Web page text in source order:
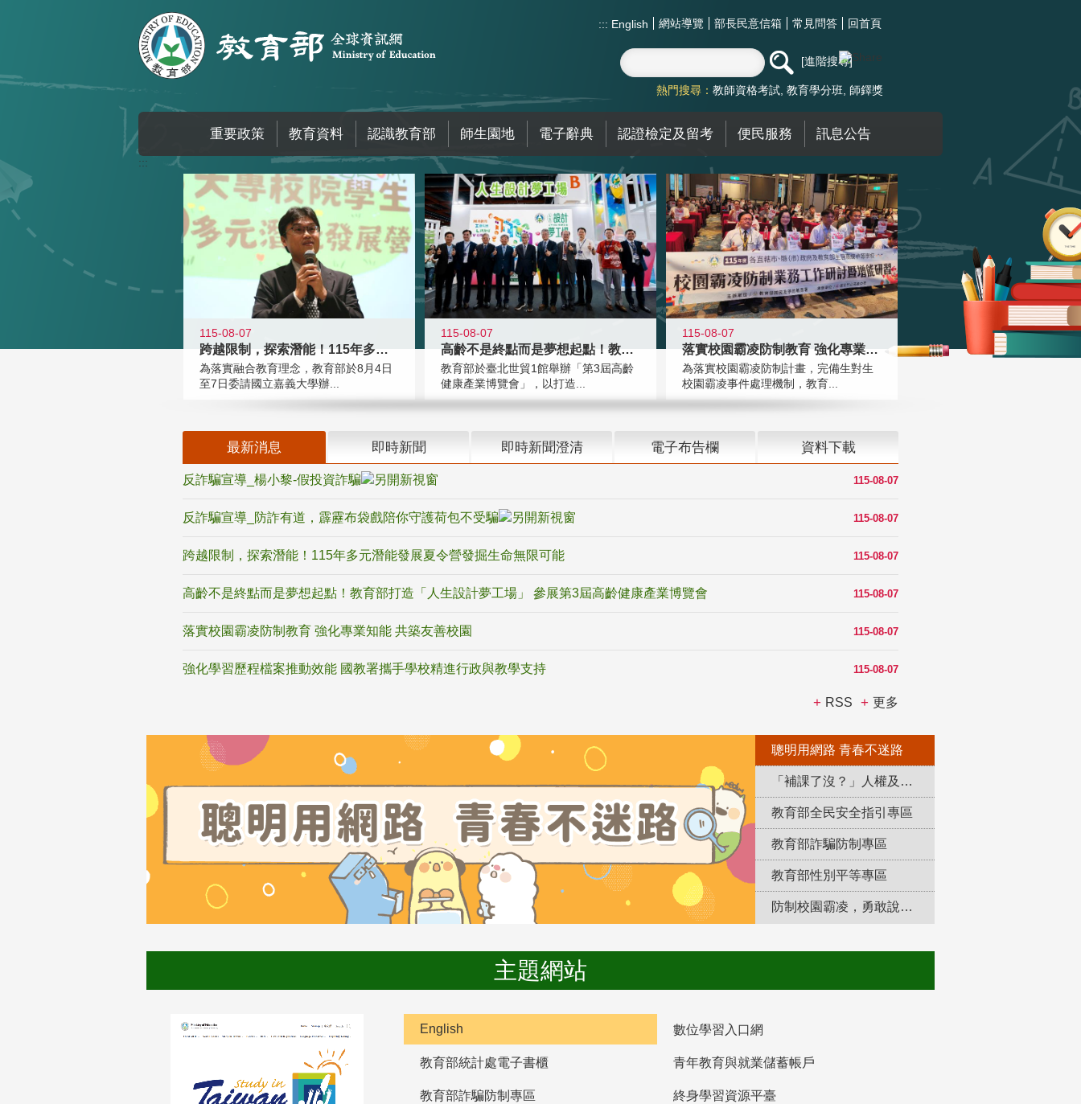
::: English 網站導覽 部長民意信箱 常見問答 回首頁
進階搜尋
熱門搜尋： 教師資格考試 教育學分班 師鐸獎
重要政策 教育資料 認識教育部 師生園地 電子辭典 認證檢定及留考 便民服務 訊息公告
:::
115-08-07
跨越限制，探索潛能！115年多元潛
為落實融合教育理念，教育部於8月4日
至7日委請國立嘉義大學辦...
115-08-07
高齡不是終點而是夢想起點！教育部打
教育部於臺北世貿1館舉辦「第3屆高齡
健康產業博覽會」，以打造...
115-08-07
落實校園霸凌防制教育 強化專業知能
為落實校園霸凌防制計畫，完備生對生
校園霸凌事件處理機制，教育...
最新消息 即時新聞 即時新聞澄清 電子布告欄 資料下載
115-08-07
反詐騙宣導_楊小黎-假投資詐騙
115-08-07
反詐騙宣導_防詐有道，霹靂布袋戲陪你守護荷包不受騙
115-08-07
跨越限制，探索潛能！115年多元潛能發展夏令營發掘生命無限可能
115-08-07
高齡不是終點而是夢想起點！教育部打造「人生設計夢工場」 參展第3屆高齡健康產業博覽會
115-08-07
落實校園霸凌防制教育 強化專業知能 共築友善校園
115-08-07
強化學習歷程檔案推動效能 國教署攜手學校精進行政與教學支持
RSS 更多
聰明用網路 青春不迷路
「補課了沒？」人權及轉型正義教育專區
教育部全民安全指引專區
教育部詐騙防制專區
教育部性別平等專區
防制校園霸凌，勇敢說出來！
主題網站
English 數位學習入口網
教育部統計處電子書櫃 青年教育與就業儲蓄帳戶
教育部詐騙防制專區 終身學習資源平臺